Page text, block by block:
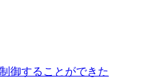
御することができた